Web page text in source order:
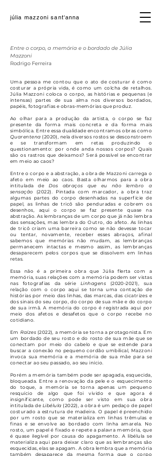
júlia mazzoni sant'anna
Entre o corpo, a memória e o bordado de Júlia
Mazzoni
Rodrigo Ferreira
Uma pessoa me contou que o ato de costurar é como
costurar a própria vida, é como um colcha de retalhos.
Júlia Mazzoni coloca o corpo, as histórias e pequenas (e
intensas) partes de sua alma nos diversos bordados,
papéis, fotografias e obras-memórias que produz.
Ao olhar para a produção da artista, o corpo se faz
presente da forma mais concreta e da forma mais
simbólica. Entre essa dualidade encontramos obras como
Quarentena (2020), nela diversos rostos se desconstroem
e se transformam em retas produzindo o
questionamento: por onde anda nossos corpos? Quais
são os rastros que deixamos? Será possível se encontrar
em meio ao caos?
Entre o corpo e a abstração, a obra de Mazzoni carrega o
afeto em meio ao caos. Basta olharmos para a obra
intitulada deDos abraços que eu não lembro a
sensação (2022). Pintada com marcador, a obra traz
algumas partes do corpo desenhadas na superfície de
papel, as linhas de tricô são penduradas e cobrem os
desenhos, aqui o corpo se faz presente quase na
abstração. As lembranças de um corpo que já não lembra
das sensações, mas lembra do Outro, do afeto. As linhas
de tricô criam uma barreira como se não devesse tocar
ou tentar, novamente, receber esses abraços, afinal
sabemos que memórias não mudam, as lembranças
permanecem intactas e mesmo assim, as lembranças
desaparecem pelos corpos que se dissolvem em linhas
retas.
Essa não é a primeira obra que Júlia flerta com a
memória, suas relações com a memória podem ser vistas
nas fotografias da série Linhagens (2020-2021)
, sua
relação com o corpo aqui se torna uma contação de
histórias por meio das linhas, das marcas, das cicatrizes e
dos sinais do seu corpo, do corpo de sua mãe e do corpo
de sua irmã. A memória do corpo é registrada aqui por
meio dos afetos e desafetos que o corpo recebe no
cotidiano.
Em Raízes (2022), a memória se torna a protagonista. Em
um bordado de seu rosto e do rosto de sua mãe que se
conectam por meio do cabelo e que se estende para
buscar a conexão no pequeno cordão umbilical, Mazzoni
invoca sua memória e a memória de sua mãe para se
conectar ao seu passado, ao seu início.
Porém a memória também pode ser apagada, esquecida,
bloqueada. Entre a renovação da pele e o esquecimento
do toque, a memória se torna apenas um pequeno
resquício de algo que foi vivido e que agora é
insignificante, como pode ser visto em sua obra
intitulada de Libélula (2022), a obra é um pedaço de papel
costurado a estrutura de madeira. O papel é preenchido
por um rosto que se materializa em linhas trêmulas e
finas e se envolve ao bordado com linha amarela. No
rosto, um papel é fixado e repete a palavra memória, que
é quase ilegível por causa do apagamento. A libélula se
materializa aqui para deixar claro que as lembranças são
esquecidas, elas se apagam. A obra lembra que a memória
também desaparece da mesma forma que o corpo